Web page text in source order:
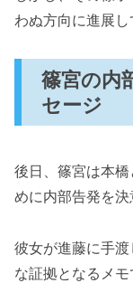
わぬ方向に進展し
篠宮の内
セージ
後日、篠宮は本
めに内部告発を決
彼女が進藤に手
な証拠となるメモ